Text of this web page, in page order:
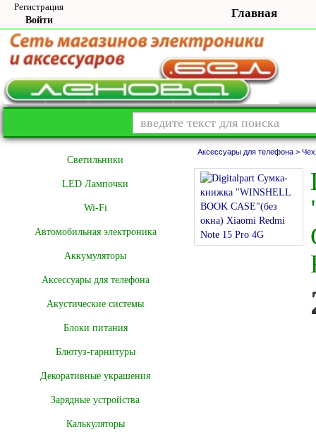
Регистрация
Войти
Главная
Cветильники
LED Лампочки
Wi-Fi
Автомобильная электроника
Аккумуляторы
Аксессуары для телефона
Акустические системы
Блоки питания
Блютуз-гарнитуры
Декоративные украшения
Зарядные устройства
Калькуляторы
Аксессуары для телефона >